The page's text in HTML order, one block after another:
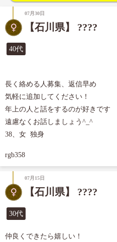
07月30日
【石川県】 ????
40代
長く絡める人募集、返信早め
気軽に追加してください！
年上の人と話をするのが好きです
遠慮なくお話しましょう^_^
38、女  独身
rgb358
07月15日
【石川県】 ????
30代
仲良くできたら嬉し